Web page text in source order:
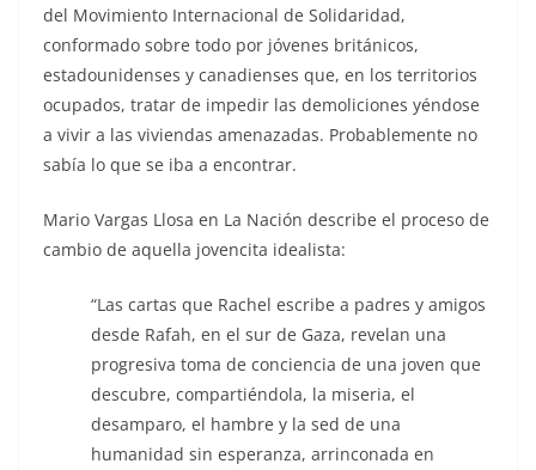
del Movimiento Internacional de Solidaridad,
conformado sobre todo por jóvenes británicos,
estadounidenses y canadienses que, en los territorios
ocupados, tratar de impedir las demoliciones yéndose
a vivir a las viviendas amenazadas. Probablemente no
sabía lo que se iba a encontrar.
Mario Vargas Llosa en La Nación describe el proceso de
cambio de aquella jovencita idealista:
“Las cartas que Rachel escribe a padres y amigos
desde Rafah, en el sur de Gaza, revelan una
progresiva toma de conciencia de una joven que
descubre, compartiéndola, la miseria, el
desamparo, el hambre y la sed de una
humanidad sin esperanza, arrinconada en